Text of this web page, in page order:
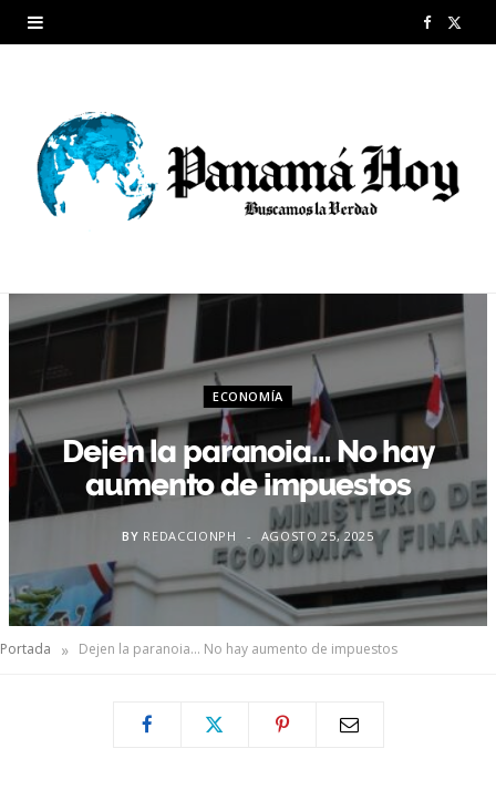
F
b
k
r
ECONOMÍA
Dejen la paranoia… No hay
aumento de impuestos
BY REDACCIONPH AGOSTO 25, 2025
Portada » Dejen la paranoia… No hay aumento de impuestos